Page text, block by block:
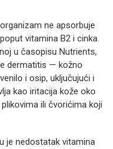
ne apsorbuje
vitamina B2 i cinka.
u časopisu Nutrients,
dermatitis — kožno
i osip, uključujući i
kao iritacija kože oko
ili čvorićima koji
je nedostatak vitamina